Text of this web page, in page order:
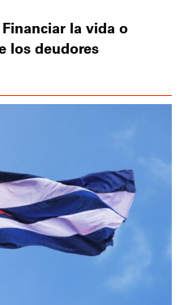
la vida o
los deudores